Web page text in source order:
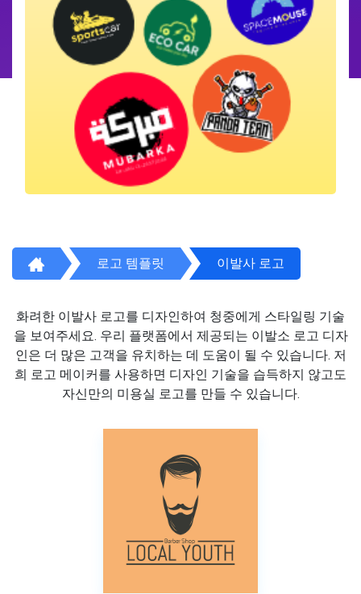
로고 템플릿 이발사 로고
화려한 이발사 로고를 디자인하여 청중에게 스타일링 기술
을 보여주세요. 우리 플랫폼에서 제공되는 이발소 로고 디자
인은 더 많은 고객을 유치하는 데 도움이 될 수 있습니다. 저
희 로고 메이커를 사용하면 디자인 기술을 습득하지 않고도
자신만의 미용실 로고를 만들 수 있습니다.